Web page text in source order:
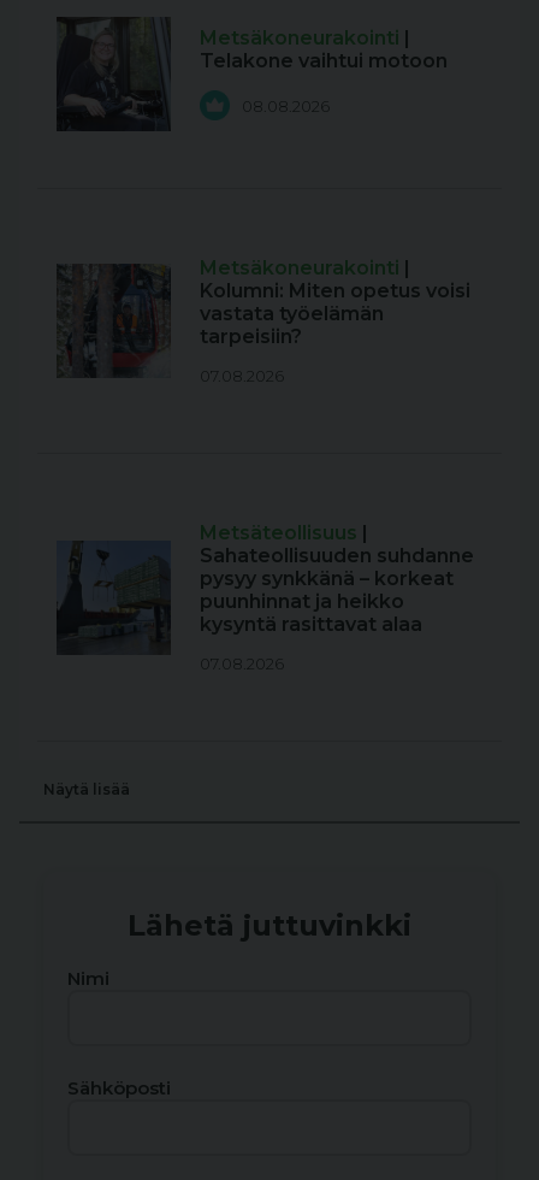
Metsäkoneurakointi
Telakone vaihtui motoon
08.08.2026
Metsäkoneurakointi
Kolumni: Miten opetus voisi
vastata työelämän
tarpeisiin?
07.08.2026
Metsäteollisuus
Sahateollisuuden suhdanne
pysyy synkkänä – korkeat
puunhinnat ja heikko
kysyntä rasittavat alaa
07.08.2026
Näytä lisää
Lähetä juttuvinkki
Nimi
Sähköposti